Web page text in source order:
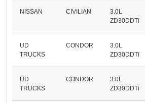
NISSAN CIVILIAN
3.0L
ZD30DDTi
UD
TRUCKS
CONDOR
3.0L
ZD30DDTi
UD
TRUCKS
CONDOR
3.0L
ZD30DDTi